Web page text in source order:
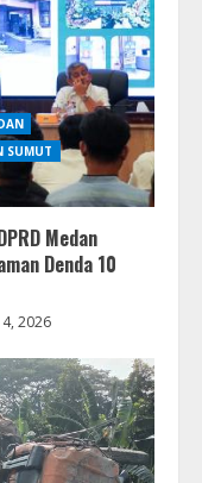
SUMUT
Medan
Denda 10
2026